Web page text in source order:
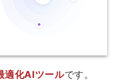
化AIツールです。